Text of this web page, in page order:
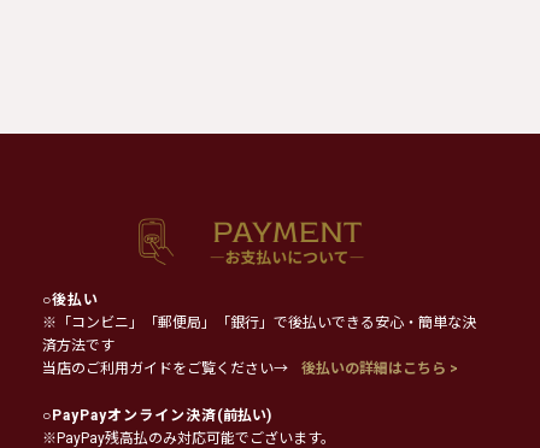
○後払い
※「コンビニ」「郵便局」「銀行」で後払いできる安心・簡単な決
済方法です
当店のご利用ガイドをご覧ください→
後払いの詳細はこちら >
○PayPayオンライン決済(前払い)
※PayPay残高払のみ対応可能でございます。